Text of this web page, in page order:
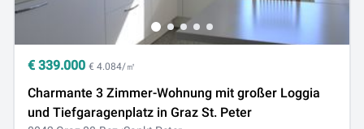
€ 339.000 € 4.084/㎡
Charmante 3 Zimmer-Wohnung mit großer Loggia
und Tiefgaragenplatz in Graz St. Peter